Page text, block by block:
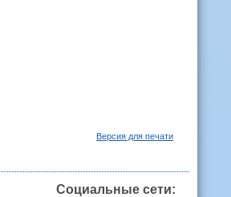
Версия для печати
Социальные сети: